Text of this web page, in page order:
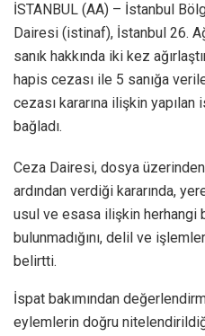
İSTANBUL (AA) – İstanbul
Dairesi (istinaf), İstanbul 26.
sanık hakkında iki kez
hapis cezası ile 5 sanığa
cezası kararına ilişkin yapılan
bağladı.
Ceza Dairesi, dosya
ardından verdiği kararında,
usul ve esasa ilişkin herhangi
bulunmadığını, delil ve
belirtti.
İspat bakımından
eylemlerin doğru